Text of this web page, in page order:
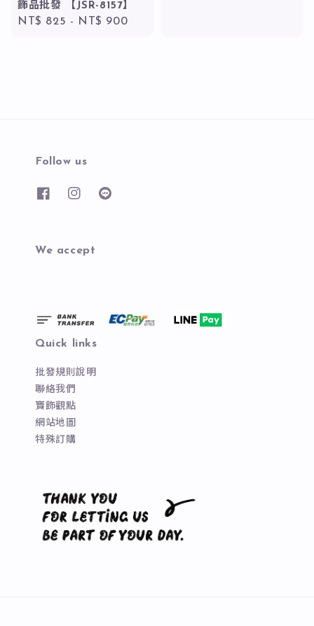
飾品批發 【JSR-8157】
Regular
NT$ 825 - NT$ 900
Follow us
We accept
Quick links
批發規則說明
聯絡我們
寶飾觀點
網站地圖
特殊訂購